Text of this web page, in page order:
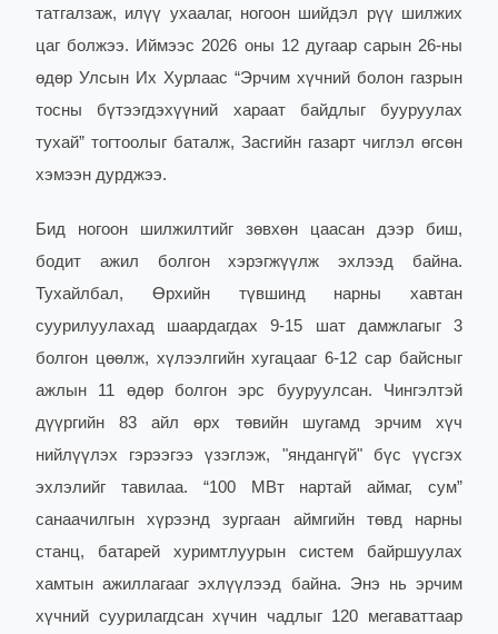
татгалзаж, илүү ухаалаг, ногоон шийдэл рүү шилжих
цаг болжээ. Иймээс 2026 оны 12 дугаар сарын 26-ны
өдөр Улсын Их Хурлаас “Эрчим хүчний болон газрын
тосны бүтээгдэхүүний хараат байдлыг бууруулах
тухай” тогтоолыг баталж, Засгийн газарт чиглэл өгсөн
хэмээн дурджээ.
Бид ногоон шилжилтийг зөвхөн цаасан дээр биш,
бодит ажил болгон хэрэгжүүлж эхлээд байна.
Тухайлбал, Өрхийн түвшинд нарны хавтан
суурилуулахад шаардагдах 9-15 шат дамжлагыг 3
болгон цөөлж, хүлээлгийн хугацааг 6-12 сар байсныг
ажлын 11 өдөр болгон эрс бууруулсан. Чингэлтэй
дүүргийн 83 айл өрх төвийн шугамд эрчим хүч
нийлүүлэх гэрээгээ үзэглэж, "яндангүй" бүс үүсгэх
эхлэлийг тавилаа. “100 МВт нартай аймаг, сум”
санаачилгын хүрээнд зургаан аймгийн төвд нарны
станц, батарей хуримтлуурын систем байршуулах
хамтын ажиллагааг эхлүүлээд байна. Энэ нь эрчим
хүчний суурилагдсан хүчин чадлыг 120 мегаваттаар